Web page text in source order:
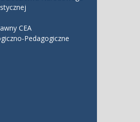
CEA
Pedagogiczne